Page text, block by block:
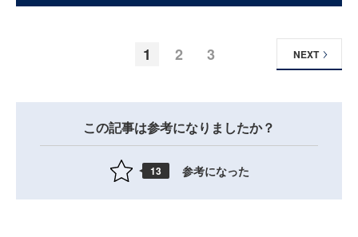
1 2 3 NEXT
この記事は参考になりましたか？
13 参考になった